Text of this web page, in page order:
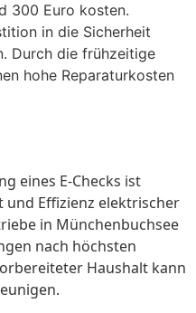
300 Euro kosten.
in die Sicherheit
Durch die frühzeitige
hohe Reparaturkosten
eines E-Checks ist
und Effizienz elektrischer
in Münchenbuchsee
nach höchsten
Haushalt kann